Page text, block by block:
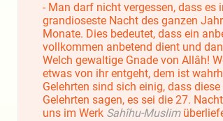
- Man darf nicht vergessen, dass es
grandioseste Nacht des ganzen
Monate. Dies bedeutet, dass ein
vollkommen anbetend dient und
Welch gewaltige Gnade von Allâh!
etwas von ihr entgeht, dem ist
Gelehrten sind sich einig, dass
Gelehrten sagen, es sei die 27.
uns im Werk Sahîhu-Muslim